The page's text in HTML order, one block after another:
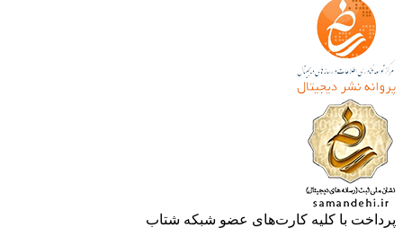
با کلیه کارت‌های عضو شبکه شتاب